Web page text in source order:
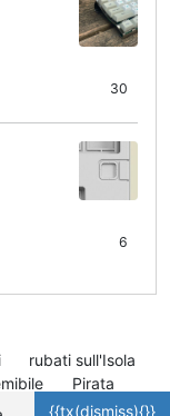
30
6
rubati sull'Isola
Pirata
{{tx(dismiss){}}